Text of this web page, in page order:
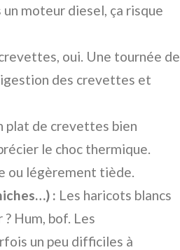
un moteur diesel, ça risque
oui. Une tournée de
des crevettes et
plat de crevettes bien
le choc thermique.
ou légèrement tiède.
: Les haricots blancs
Hum, bof. Les
un peu difficiles à